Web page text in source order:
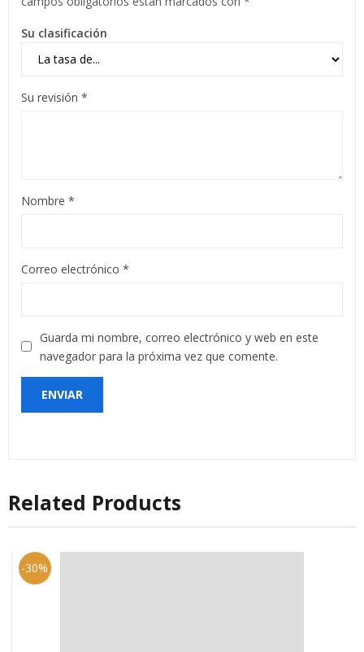
Su clasificación
Su revisión *
Nombre *
Correo electrónico *
Guarda mi nombre, correo electrónico y web en este
navegador para la próxima vez que comente.
Related Products
-30%